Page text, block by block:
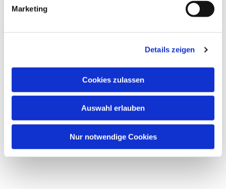
Marketing
Details zeigen
Cookies zulassen
Auswahl erlauben
Nur notwendige Cookies